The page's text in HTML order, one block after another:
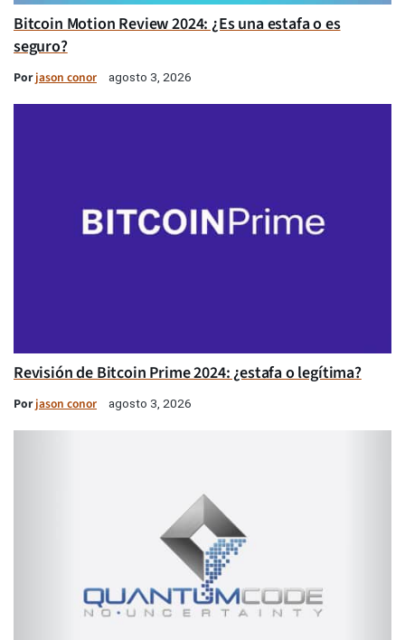
Bitcoin Motion Review 2024: ¿Es una estafa o es
seguro?
Porjason conor agosto 3, 2026
Revisión de Bitcoin Prime 2024: ¿estafa o legítima?
Porjason conor agosto 3, 2026